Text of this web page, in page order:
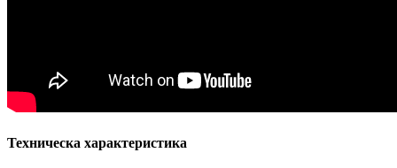
Техническа характеристика